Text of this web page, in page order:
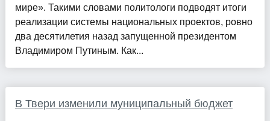
мире». Такими словами политологи подводят итоги
реализации системы национальных проектов, ровно
два десятилетия назад запущенной президентом
Владимиром Путиным. Как...
В Твери изменили муниципальный бюджет